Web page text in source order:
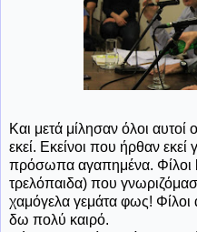
Και μετά μίλησαν όλοι
εκεί. Εκείνοι που ήρθαν
πρόσωπα αγαπημένα.
τρελόπαιδα) που
χαμόγελα γεμάτα φως! Φίλοι
δω πολύ καιρό.